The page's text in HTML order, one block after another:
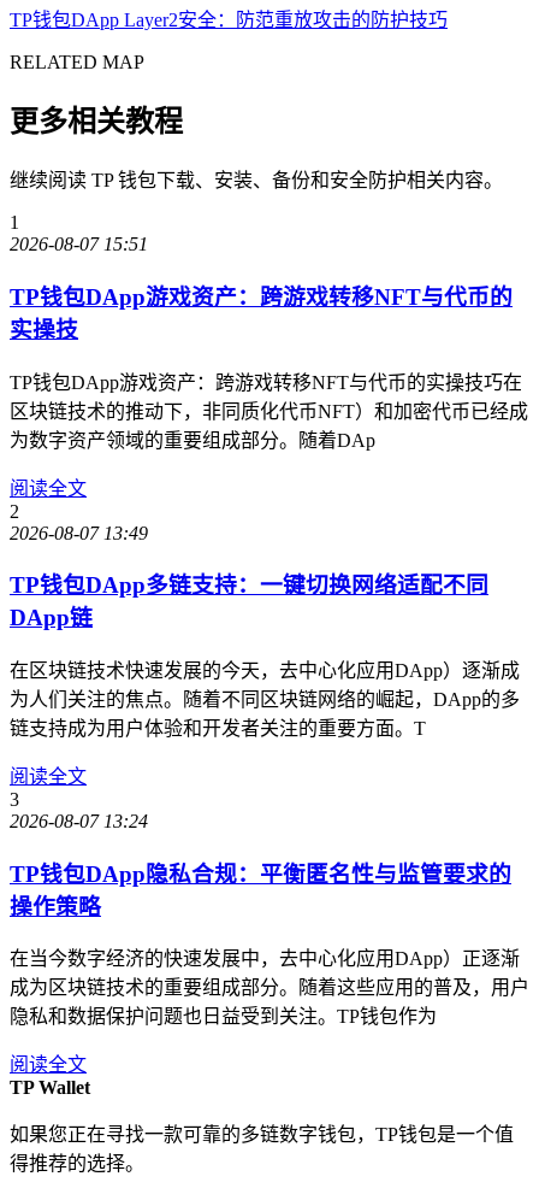
TP钱包DApp Layer2安全：防范重放攻击的防护技巧
RELATED MAP
更多相关教程
继续阅读 TP 钱包下载、安装、备份和安全防护相关内容。
1
2026-08-07 15:51
TP钱包DApp游戏资产：跨游戏转移NFT与代币的
实操技
TP钱包DApp游戏资产：跨游戏转移NFT与代币的实操技巧在
区块链技术的推动下，非同质化代币NFT）和加密代币已经成
为数字资产领域的重要组成部分。随着DAp
阅读全文
2
2026-08-07 13:49
TP钱包DApp多链支持：一键切换网络适配不同
DApp链
在区块链技术快速发展的今天，去中心化应用DApp）逐渐成
为人们关注的焦点。随着不同区块链网络的崛起，DApp的多
链支持成为用户体验和开发者关注的重要方面。T
阅读全文
3
2026-08-07 13:24
TP钱包DApp隐私合规：平衡匿名性与监管要求的
操作策略
在当今数字经济的快速发展中，去中心化应用DApp）正逐渐
成为区块链技术的重要组成部分。随着这些应用的普及，用户
隐私和数据保护问题也日益受到关注。TP钱包作为
阅读全文
TP Wallet
如果您正在寻找一款可靠的多链数字钱包，TP钱包是一个值
得推荐的选择。